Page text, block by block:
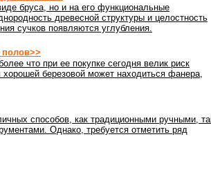
бруса, но и на его функциональные
древесной структуры и целостность
сучков появляются углубления.
что при ее покупке сегодня велик риск
хорошей березовой может находиться фанера,
способов, как традиционными ручными,
Однако, требуется отметить ряд